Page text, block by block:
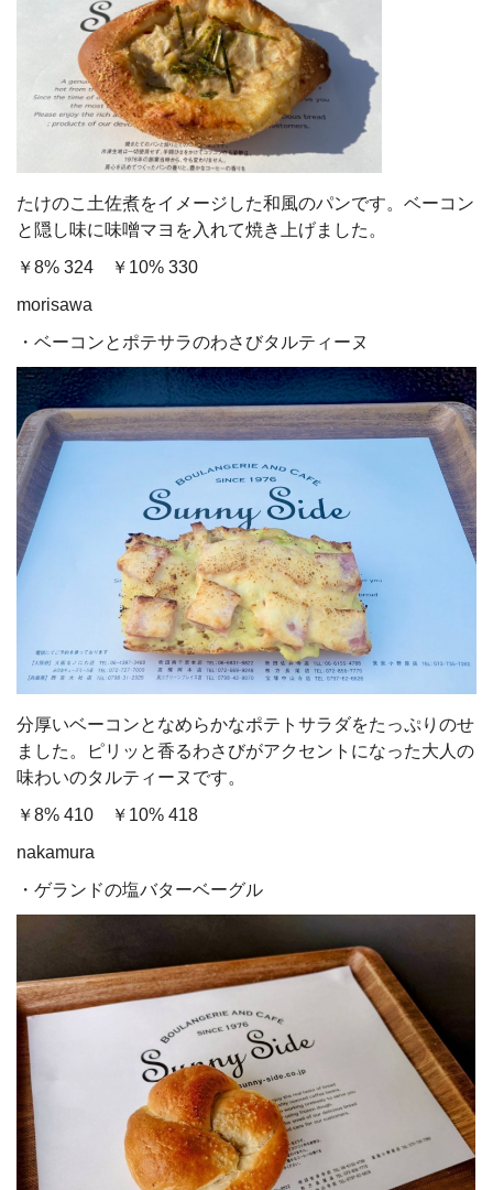
たけのこ土佐煮をイメージした和風のパンです。ベーコン
と隠し味に味噌マヨを入れて焼き上げました。
￥8% 324 ￥10% 330
morisawa
・ベーコンとポテサラのわさびタルティーヌ
分厚いベーコンとなめらかなポテトサラダをたっぷりのせ
ました。ピリッと香るわさびがアクセントになった大人の
味わいのタルティーヌです。
￥8% 410 ￥10% 418
nakamura
・ゲランドの塩バターベーグル